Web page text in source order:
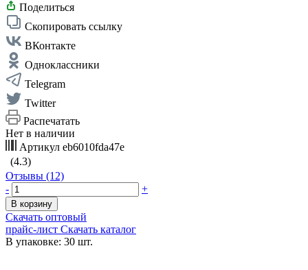
Поделиться
Скопировать ссылку
ВКонтакте
Одноклассники
Telegram
Twitter
Распечатать
Нет в наличии
Артикул eb6010fda47e
(4.3)
Отзывы (12)
-
+
В корзину
Скачать оптовый
прайс-лист Скачать каталог
В упаковке: 30 шт.